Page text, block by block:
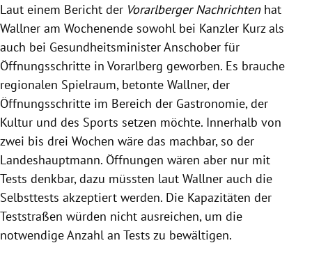
Laut einem Bericht der Vorarlberger Nachrichten hat
Wallner am Wochenende sowohl bei Kanzler Kurz als
auch bei Gesundheitsminister Anschober für
Öffnungsschritte in Vorarlberg geworben. Es brauche
regionalen Spielraum, betonte Wallner, der
Öffnungsschritte im Bereich der Gastronomie, der
Kultur und des Sports setzen möchte. Innerhalb von
zwei bis drei Wochen wäre das machbar, so der
Landeshauptmann. Öffnungen wären aber nur mit
Tests denkbar, dazu müssten laut Wallner auch die
Selbsttests akzeptiert werden. Die Kapazitäten der
Teststraßen würden nicht ausreichen, um die
notwendige Anzahl an Tests zu bewältigen.